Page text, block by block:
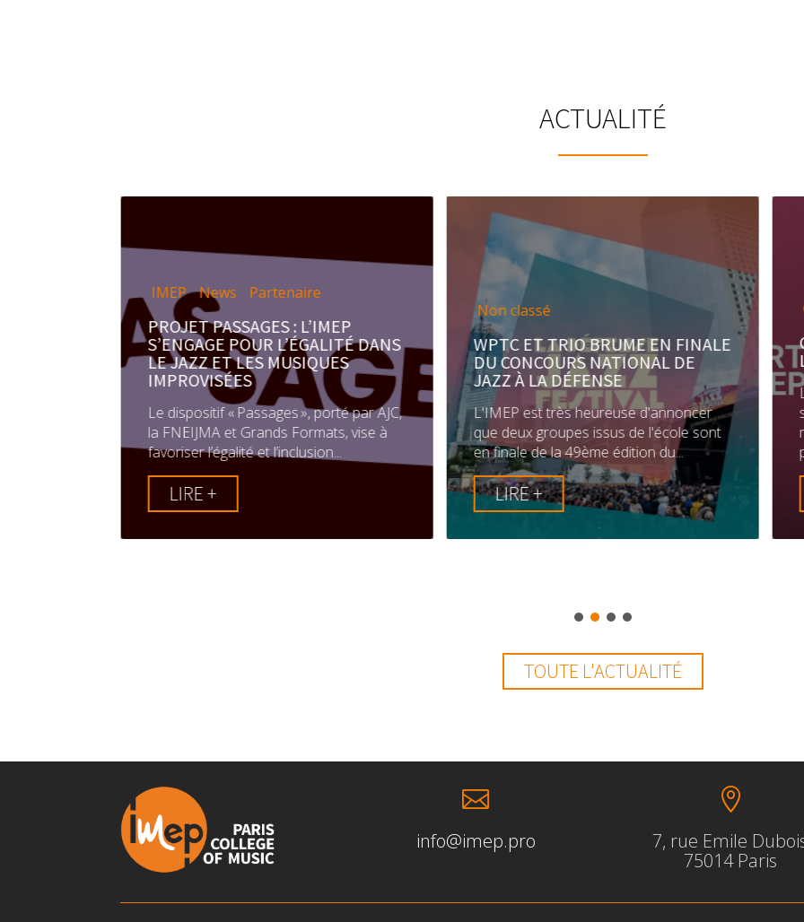
ACTUALITÉ
IMEP News Partenaire
PROJET PASSAGES : L’IMEP
S’ENGAGE POUR L’ÉGALITÉ DANS
LE JAZZ ET LES MUSIQUES
IMPROVISÉES
Le dispositif « Passages », porté par AJC,
la FNEIJMA et Grands Formats, vise à
favoriser l’égalité et l’inclusion...
LIRE +
Non classé
WPTC ET TRIO BRUME EN FINALE
DU CONCOURS NATIONAL DE
JAZZ À LA DÉFENSE
L'IMEP est très heureuse d'annoncer
que deux groupes issus de l'école sont
en finale de la 49ème édition du...
LIRE +
TOUTE L'ACTUALITÉ

info@imep.pro

7, rue Emile
75014 Paris